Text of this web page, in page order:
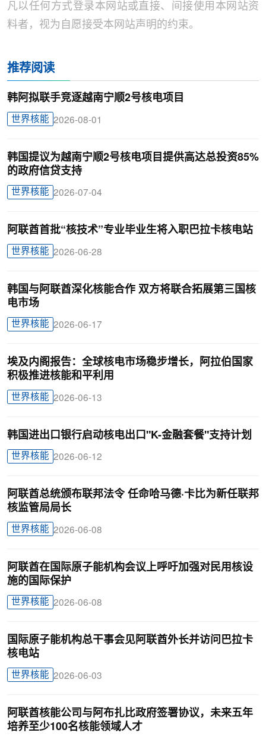
凡以任何方式登录本网站或直接、间接使用本网站资
料者，视为自愿接受本网站声明的约束。
推荐阅读
韩阿拟联手竞逐越南宁顺2号核电项目
世界核能 2026-08-01
韩国提议为越南宁顺2号核电项目提供高达总投资85%
的政府信贷支持
世界核能 2026-07-04
阿联酋首批“核技术”专业毕业生将入职巴拉卡核电站
世界核能 2026-06-28
韩国与阿联酋深化核能合作 双方将联合拓展第三国核
电市场
世界核能 2026-06-17
埃及内阁报告：全球核电市场稳步增长，阿拉伯国家
积极推进核能和平利用
世界核能 2026-06-13
韩国进出口银行启动核电出口"K-金融套餐"支持计划
世界核能 2026-06-12
阿联酋总统颁布联邦法令 任命哈马德·卡比为新任联邦
核监管局局长
世界核能 2026-06-08
阿联酋在国际原子能机构会议上呼吁加强对民用核设
施的国际保护
世界核能 2026-06-08
国际原子能机构总干事会见阿联酋外长并访问巴拉卡
核电站
世界核能 2026-06-03
阿联酋核能公司与阿布扎比政府签署协议，未来五年
培养至少100名核能领域人才